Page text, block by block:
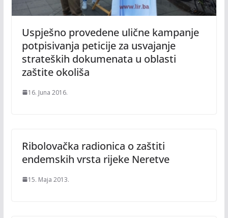
Uspješno provedene ulične kampanje
potpisivanja peticije za usvajanje
strateških dokumenata u oblasti
zaštite okoliša
16. Juna 2016.
Ribolovačka radionica o zaštiti
endemskih vrsta rijeke Neretve
15. Maja 2013.